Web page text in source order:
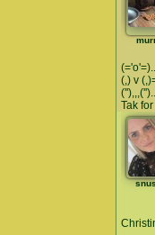
(,) v
Tak